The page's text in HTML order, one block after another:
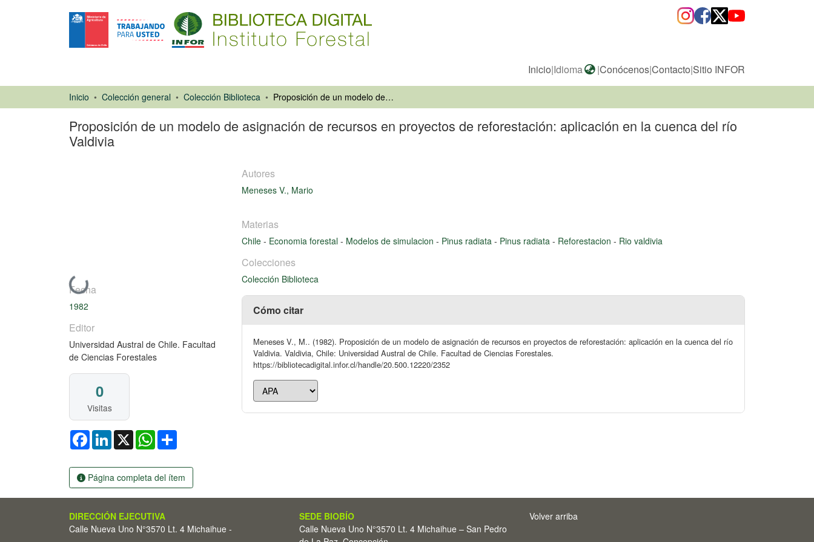
Inicio|Idioma |Conócenos|Contacto|Sitio INFOR
Inicio Colección general Colección Biblioteca Proposición de un modelo de asignación de recursos en proyectos de reforestación: aplicación en la cuenca del río Valdivia
Proposición de un modelo de asignación de recursos en proyectos de reforestación: aplicación en la cuenca del río
Valdivia
Cargando...
Fecha
1982
Editor
Universidad Austral de Chile. Facultad
de Ciencias Forestales
0
Visitas
FacebookLinkedIn
X WhatsApp
Página completa del ítem
Autores
Meneses V., Mario
Materias
Chile - Economia forestal - Modelos de simulacion - Pinus radiata - Pinus radiata - Reforestacion - Rio valdivia
Colecciones
Colección Biblioteca
Cómo citar
Meneses V., M.. (1982). Proposición de un modelo de asignación de recursos en proyectos de reforestación: aplicación en la cuenca del río
Valdivia. Valdivia, Chile: Universidad Austral de Chile. Facultad de Ciencias Forestales.
https://bibliotecadigital.infor.cl/handle/20.500.12220/2352
DIRECCIÓN EJECUTIVA
Calle Nueva Uno N°3570 Lt. 4 Michaihue -
SEDE BIOBÍO
Calle Nueva Uno N°3570 Lt. 4 Michaihue – San Pedro
Volver arriba